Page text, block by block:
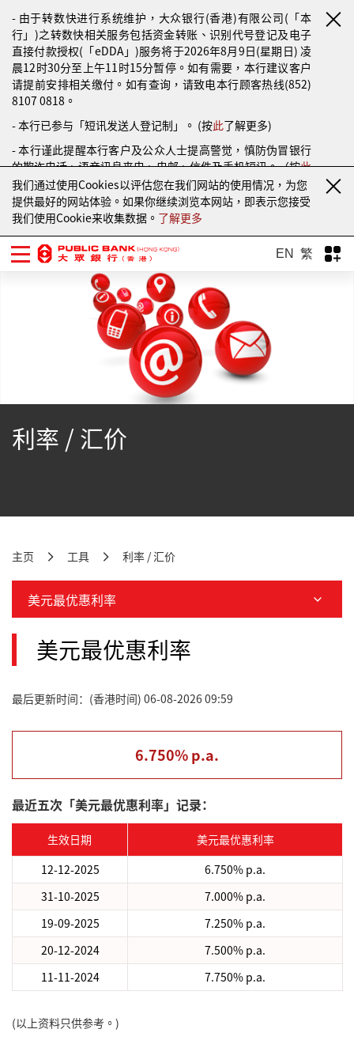
- 由于转数快进行系统维护，大众银行(香港)有限公司(「本
行」)之转数快相关服务包括资金转账、识别代号登记及电子
直接付款授权(「eDDA」)服务将于2026年8月9日(星期日) 凌
晨12时30分至上午11时15分暂停。如有需要，本行建议客户
请提前安排相关缴付。如有查询，请致电本行顾客热线(852)
8107 0818。
- 本行已参与「短讯发送人登记制」。 (按此了解更多)
- 本行谨此提醒本行客户及公众人士提高警觉，慎防伪冒银行
的欺诈电话、语音讯息来电、电邮、信件及手机短讯。（按此
了解更多）
我们通过使用Cookies以评估您在我们网站的使用情况，为您
提供最好的网站体验。如果你继续浏览本网站，即表示您接受
我们使用Cookie来收集数据。 了解更多
EN 繁
利率 / 汇价
主页 工具 利率 / 汇价
美元最优惠利率
美元最优惠利率
最后更新时间：(香港时间) 06-08-2026 09:59
6.750% p.a.
最近五次「美元最优惠利率」记录：
生效日期
美元最优惠利率
12-12-2025
6.750% p.a.
31-10-2025
7.000% p.a.
19-09-2025
7.250% p.a.
20-12-2024
7.500% p.a.
11-11-2024
7.750% p.a.
(以上资料只供参考。)